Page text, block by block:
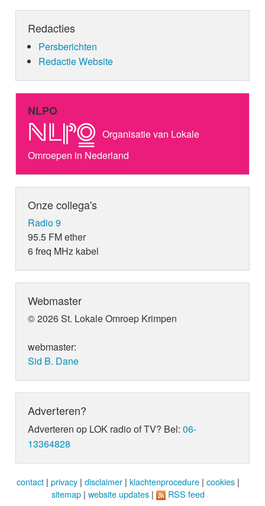
Redacties
Persberichten
Redactie Website
NLPO
Organisatie van Lokale
Omroepen in Nederland
Onze collega's
Radio 9
95.5 FM ether
6 freq MHz kabel
Webmaster
© 2026 St. Lokale Omroep Krimpen
webmaster:
Sid B. Dane
Adverteren?
Adverteren op LOK radio of TV? Bel:06-
13364828
contact | privacy | disclaimer | klachtenprocedure | cookies |
sitemap | website updates | RSS feed